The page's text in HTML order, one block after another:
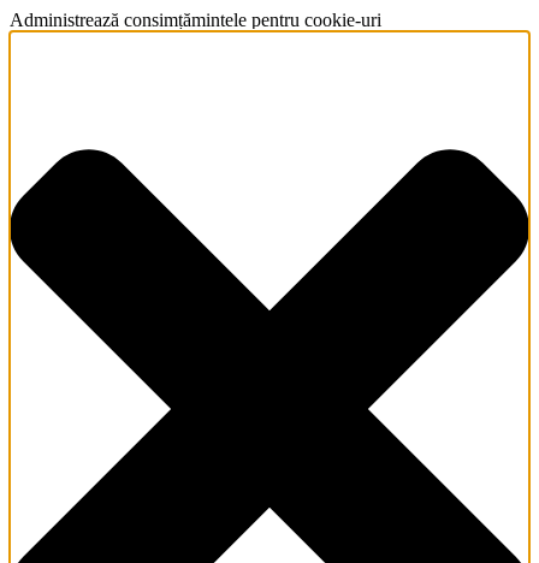
Administrează consimțămintele pentru cookie-uri